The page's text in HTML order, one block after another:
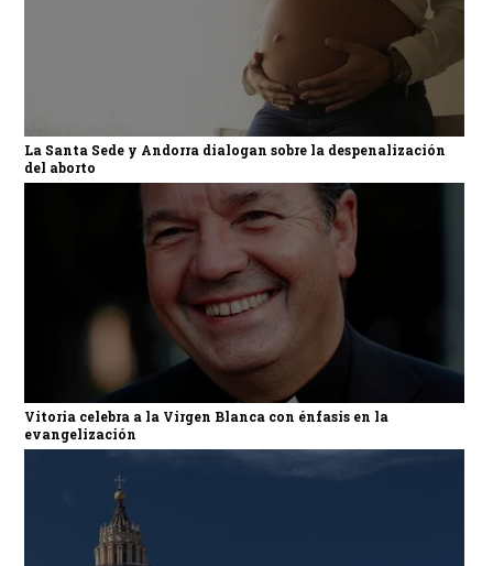
La Santa Sede y Andorra dialogan sobre la despenalización
del aborto
Vitoria celebra a la Virgen Blanca con énfasis en la
evangelización